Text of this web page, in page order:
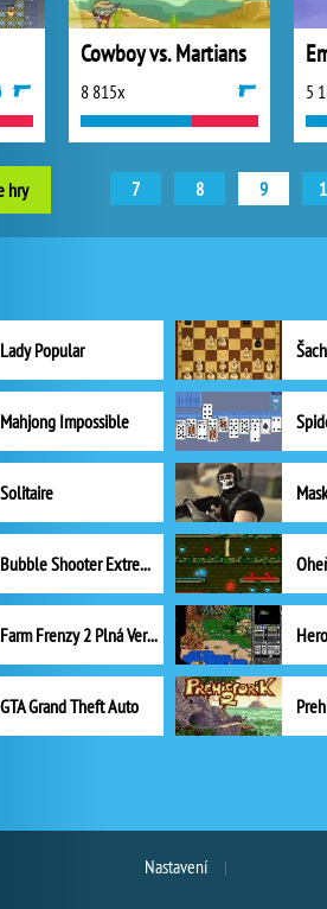
Cowboy vs. Martians
8 815x 5
hry 7 8 9
Lady Popular
Mahjong Impossible
Solitaire
Bubble Shooter Extreme
Farm Frenzy 2 Plná Verze
GTA Grand Theft Auto
Nastavení